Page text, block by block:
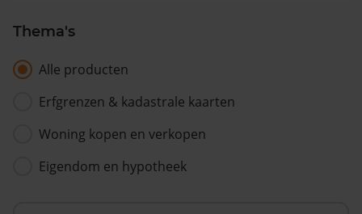
Thema's
Alle producten
Erfgrenzen & kadastrale kaarten
Woning kopen en verkopen
Eigendom en hypotheek